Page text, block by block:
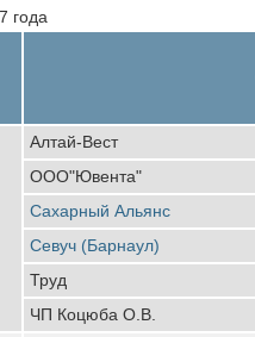
года
Алтай-Вест
ООО"Ювента"
Сахарный Альянс
Севуч (Барнаул)
Труд
ЧП Коцюба О.В.